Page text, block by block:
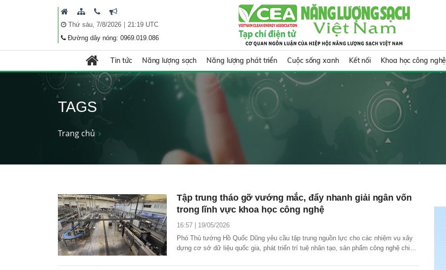
Thứ sáu, 7/8/2026| 21:19 UTC
Đường dây nóng: 0969.019.086
Tin tức Năng lượng sạch Năng lượng phát triển Cuộc sống xanh Kết nối Khoa học công nghệ
TAGS
Trang chủ
Tập trung tháo gỡ vướng mắc, đẩy nhanh giải ngân vốn
trong lĩnh vực khoa học công nghệ
16:57 | 19/05/2026
Phó Thủ tướng Hồ Quốc Dũng yêu cầu tập trung nguồn lực cho các nhiệm vụ xây
dựng cơ sở dữ liệu quốc gia, phát triển trí tuệ nhân tạo, sản phẩm công nghệ chiến